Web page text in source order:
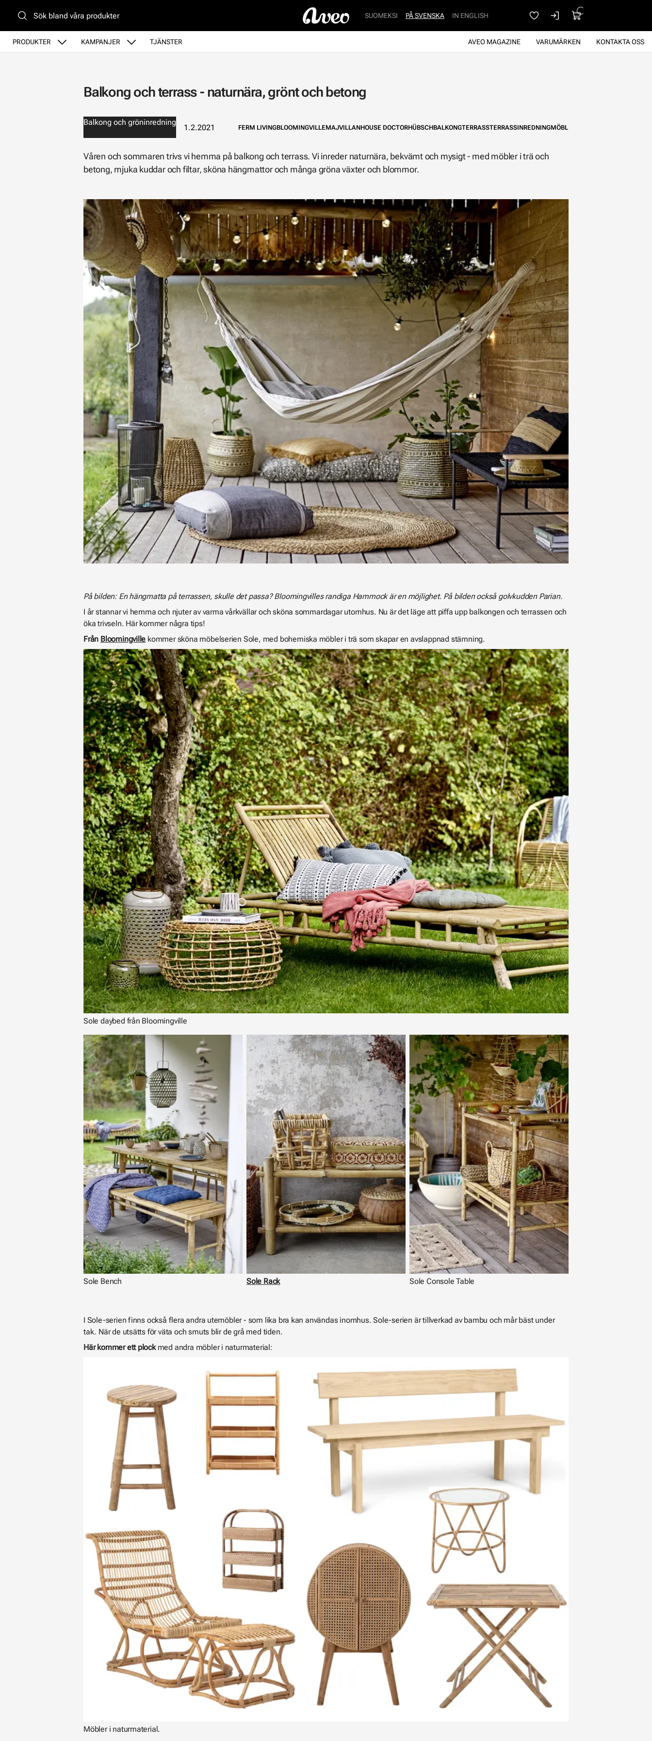
PRODUKTER KAMPANJER TJÄNSTER KONTAKTA OSS
VARUMÄRKEN
AVEO MAGAZINE
SUOMEKSI PÅ SVENSKA IN ENGLISH
Balkong och terrass - naturnära, grönt och betong
Balkong och gröninredning
1.2.2021 FERM LIVINGBLOOMINGVILLEMAJVILLANHOUSE DOCTORHÜBSCHBALKONGTERRASSTERRASSINREDNINGMÖBLER
Våren och sommaren trivs vi hemma på balkong och terrass. Vi inreder naturnära, bekvämt och mysigt - med möbler i trä och
betong, mjuka kuddar och filtar, sköna hängmattor och många gröna växter och blommor.
På bilden: En hängmatta på terrassen, skulle det passa? Bloomingvilles randiga Hammock är en möjlighet. På bilden också golvkudden Parian.
I år stannar vi hemma och njuter av varma vårkvällar och sköna sommardagar utomhus. Nu är det läge att piffa upp balkongen och terrassen och
öka trivseln. Här kommer några tips!
Från Bloomingville kommer sköna möbelserien Sole, med bohemiska möbler i trä som skapar en avslappnad stämning.
Sole daybed från Bloomingville
Sole Bench Sole Rack Sole Console Table
I Sole-serien finns också flera andra utemöbler - som lika bra kan användas inomhus. Sole-serien är tillverkad av bambu och mår bäst under
tak. När de utsätts för väta och smuts blir de grå med tiden.
Här kommer ett plockmed andra möbler i naturmaterial:
Möbler i naturmaterial.